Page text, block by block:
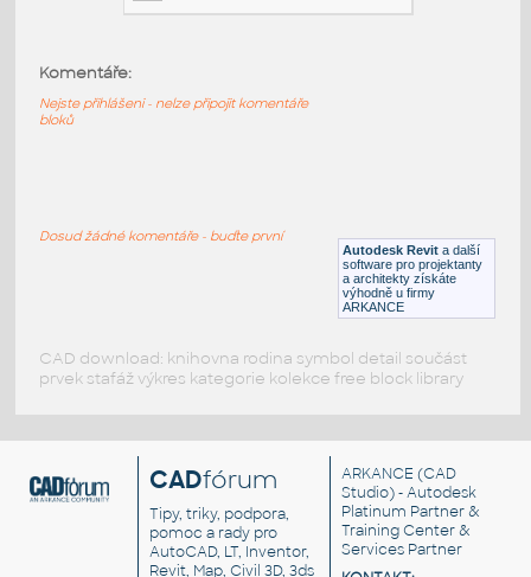
163 handelier-visa lighting
162 endant-visa lighting
Autodesk Revit a další
software pro projektanty
a architekty získáte
výhodně u firmy
ARKANCE
Komentáře:
Nejste přihlášeni - nelze připojit komentáře
bloků
Dosud žádné komentáře - buďte první
CAD download: knihovna rodina symbol detail součást
prvek stafáž výkres kategorie kolekce free block library
CADfórum
Tipy, triky, podpora,
pomoc a rady pro
AutoCAD, LT, Inventor,
Revit, Map, Civil 3D, 3ds
ARKANCE (CAD
Studio) - Autodesk
Platinum Partner &
Training Center &
Services Partner